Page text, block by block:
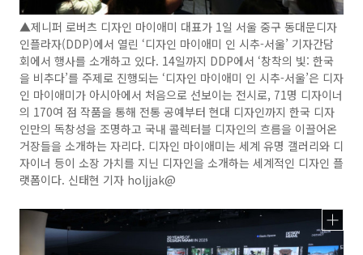
▲제니퍼 로버츠 디자인 마이애미 대표가 1일 서울 중구 동대문디자
인플라자(DDP)에서 열린 ‘디자인 마이애미 인 시추-서울’ 기자간담
회에서 행사를 소개하고 있다. 14일까지 DDP에서 ‘창착의 빛: 한국
을 비추다’를 주제로 진행되는 ‘디자인 마이애미 인 시추-서울’은 디자
인 마이애미가 아시아에서 처음으로 선보이는 전시로, 71명 디자이너
의 170여 점 작품을 통해 전통 공예부터 현대 디자인까지 한국 디자
인만의 독창성을 조명하고 국내 콜렉터블 디자인의 흐름을 이끌어온
거장들을 소개하는 자리다. 디자인 마이애미는 세계 유명 갤러리와 디
자이너 등이 소장 가치를 지닌 디자인을 소개하는 세계적인 디자인 플
랫폼이다. 신태현 기자 holjjak@